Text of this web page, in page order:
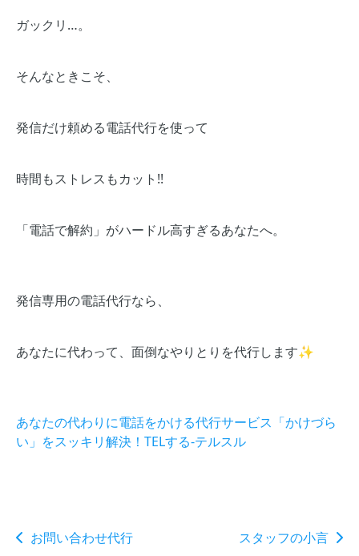
ガックリ…。
そんなときこそ、
発信だけ頼める電話代行を使って
時間もストレスもカット!!
「電話で解約」がハードル高すぎるあなたへ。
発信専用の電話代行なら、
あなたに代わって、面倒なやりとりを代行します✨
あなたの代わりに電話をかける代行サービス「かけづら
い」をスッキリ解決！TELする-テルスル
お問い合わせ代行 スタッフの小言